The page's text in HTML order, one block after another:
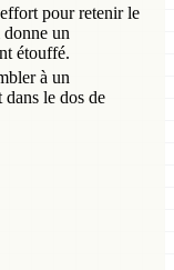
pour retenir le
un
étouffé.
à un
dans le dos de